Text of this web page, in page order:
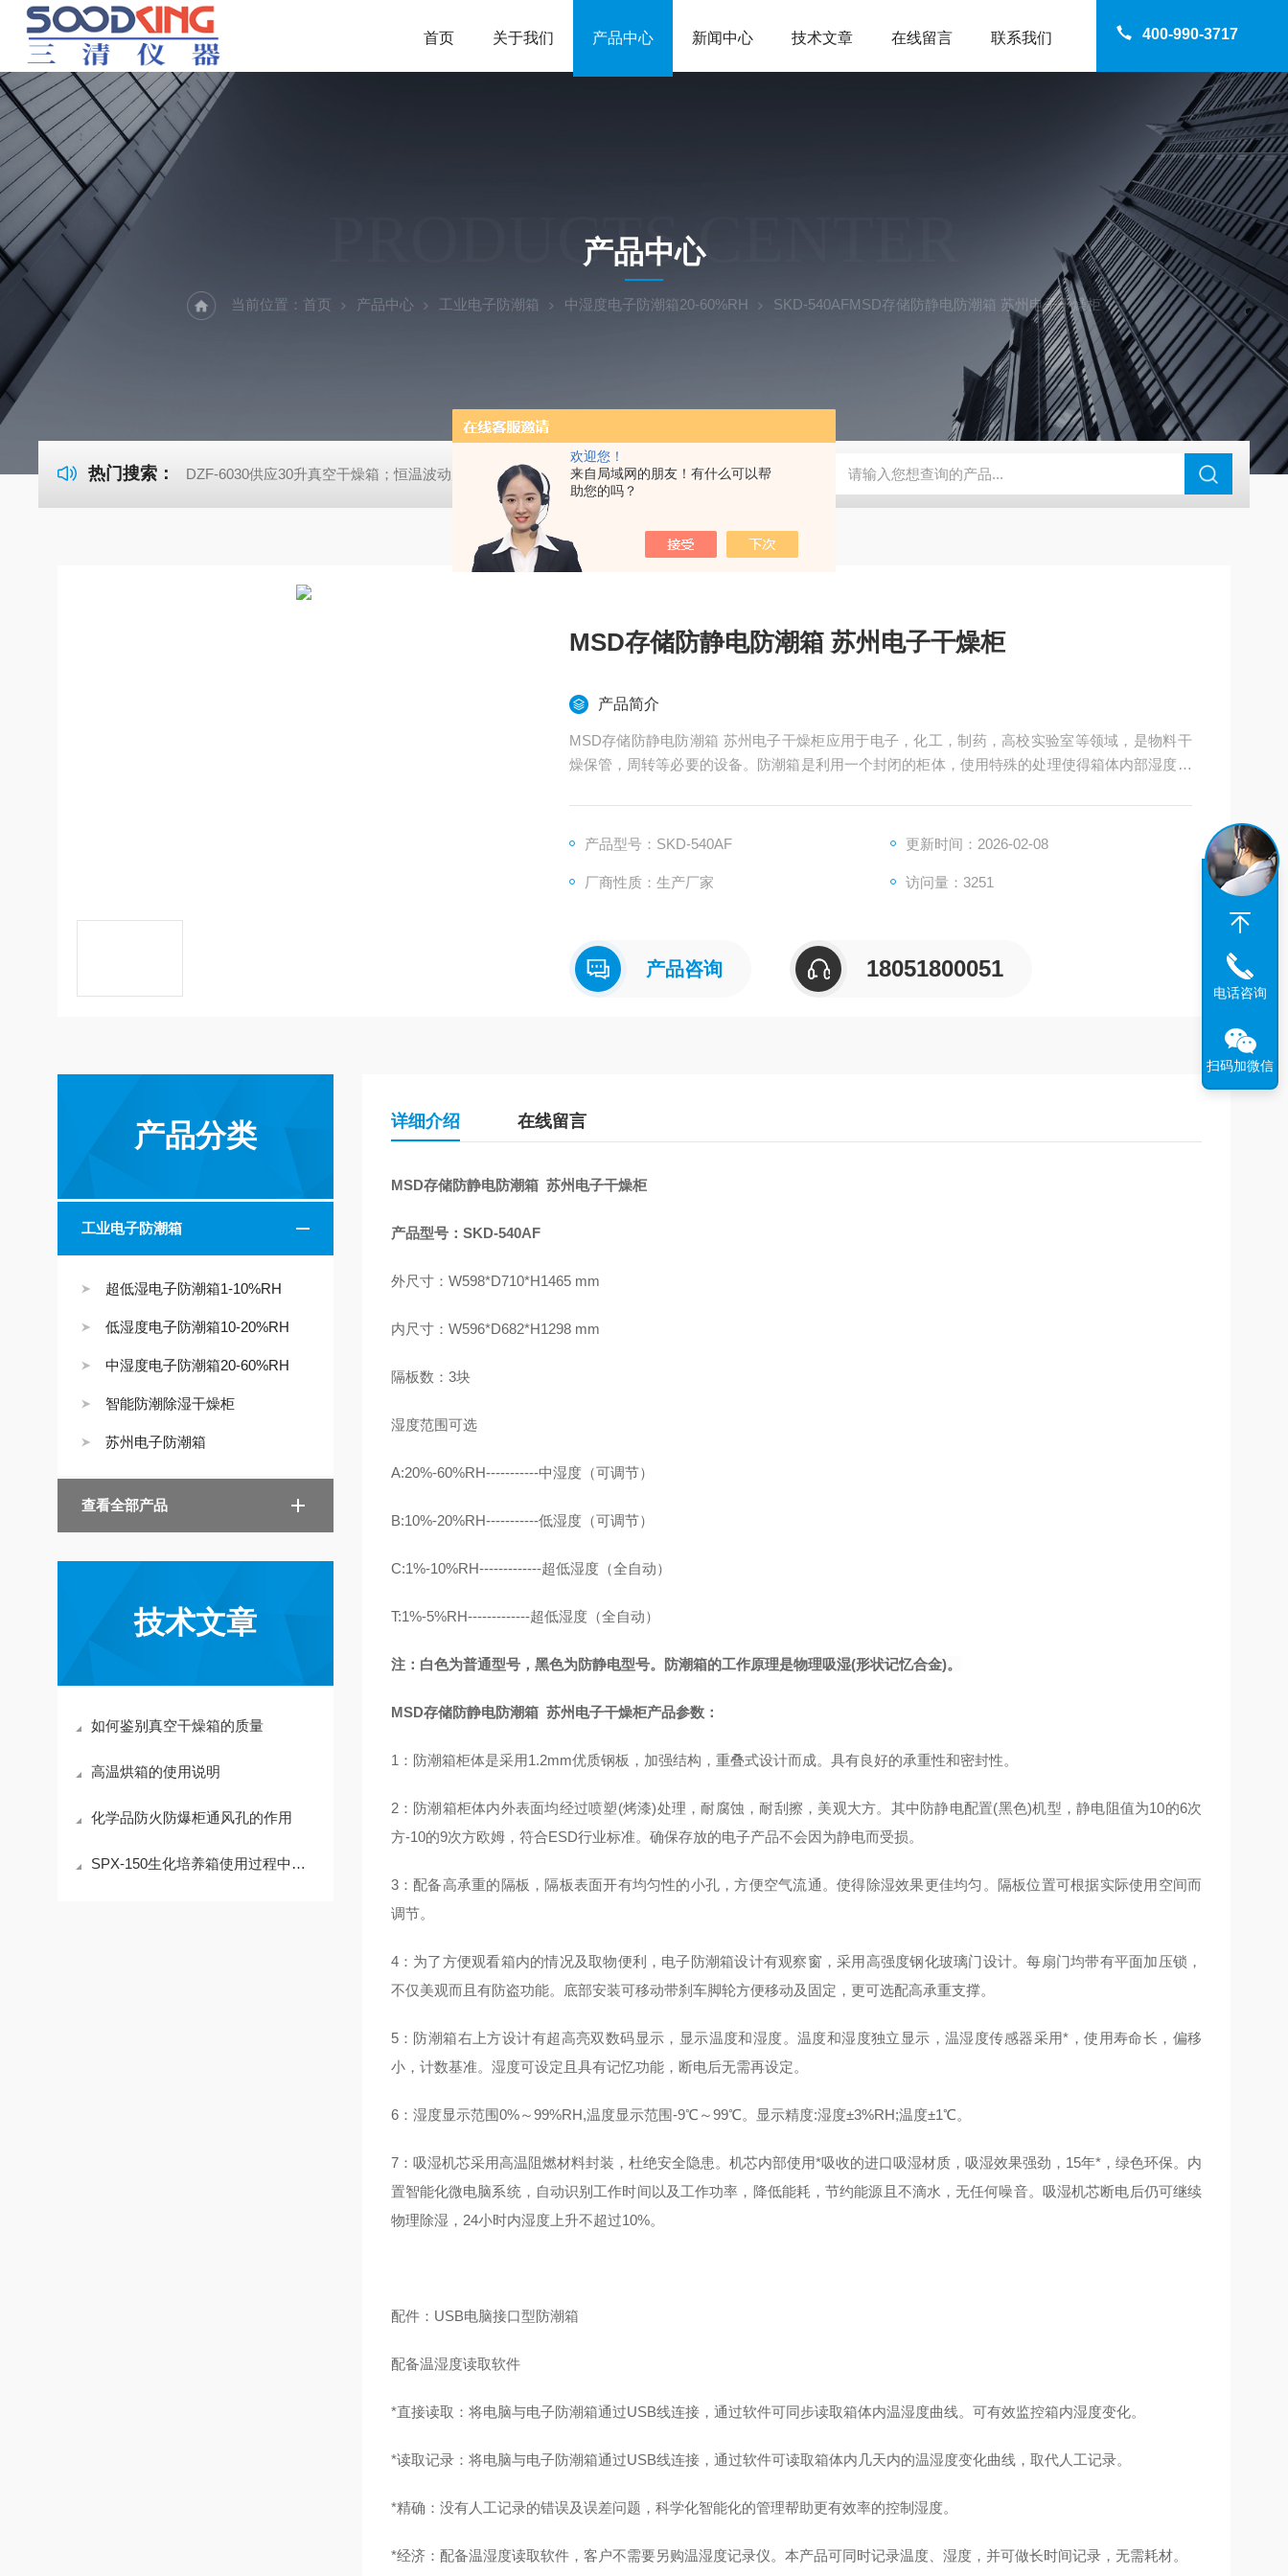
欢迎您！
来自局域网的朋友！有什么可以帮
助您的吗？
400-990-3717
首页 关于我们 产品中心 新闻中心 技术文章 在线留言 联系我们
PRODUCTS CENTER
产品中心
当前位置： 首页 产品中心 工业电子防潮箱 中湿度电子防潮箱20-60%RH SKD-540AFMSD存储防静电防潮箱 苏州电子干燥柜
热门搜索： DZF-6030供应30升真空干燥箱；恒温波动度:±0.5℃ DHG-9140B（140升）电热恒温鼓风干燥箱，不锈钢干燥箱，烘箱控温范围300℃ DHG-9070B（70
MSD存储防静电防潮箱 苏州电子干燥柜
产品简介
MSD存储防静电防潮箱 苏州电子干燥柜应用于电子，化工，制药，高校实验室等领域，是物料干
燥保管，周转等必要的设备。防潮箱是利用一个封闭的柜体，使用特殊的处理使得箱体内部湿度低
产品型号：SKD-540AF
更新时间：2026-02-08
厂商性质：生产厂家 访问量：3251
产品咨询 18051800051
产品分类
工业电子防潮箱
超低湿电子防潮箱1-10%RH
低湿度电子防潮箱10-20%RH
中湿度电子防潮箱20-60%RH
智能防潮除湿干燥柜
苏州电子防潮箱
查看全部产品
技术文章
如何鉴别真空干燥箱的质量
高温烘箱的使用说明
化学品防火防爆柜通风孔的作用
SPX-150生化培养箱使用过程中应注意事项
详细介绍 在线留言
MSD存储防静电防潮箱 苏州电子干燥柜
产品型号：SKD-540AF
外尺寸：W598*D710*H1465 mm
内尺寸：W596*D682*H1298 mm
隔板数：3块
湿度范围可选
A:20%-60%RH-----------中湿度（可调节）
B:10%-20%RH-----------低湿度（可调节）
C:1%-10%RH-------------超低湿度（全自动）
T:1%-5%RH-------------超低湿度（全自动）
注：白色为普通型号，黑色为防静电型号。 防潮箱的工作原理是物理吸湿(形状记忆合金)。
MSD存储防静电防潮箱 苏州电子干燥柜产品参数：
1：防潮箱柜体是采用1.2mm优质钢板，加强结构，重叠式设计而成。具有良好的承重性和密封性。
2：防潮箱柜体内外表面均经过喷塑(烤漆)处理，耐腐蚀，耐刮擦，美观大方。其中防静电配置(黑色)机型，静电阻值为10的6次
方-10的9次方欧姆，符合ESD行业标准。确保存放的电子产品不会因为静电而受损。
3：配备高承重的隔板，隔板表面开有均匀性的小孔，方便空气流通。使得除湿效果更佳均匀。隔板位置可根据实际使用空间而
调节。
4：为了方便观看箱内的情况及取物便利，电子防潮箱设计有观察窗，采用高强度钢化玻璃门设计。每扇门均带有平面加压锁，
不仅美观而且有防盗功能。底部安装可移动带刹车脚轮方便移动及固定，更可选配高承重支撑。
5：防潮箱右上方设计有超高亮双数码显示，显示温度和湿度。温度和湿度独立显示，温湿度传感器采用*，使用寿命长，偏移
小，计数基准。湿度可设定且具有记忆功能，断电后无需再设定。
6：湿度显示范围0%～99%RH,温度显示范围-9℃～99℃。显示精度:湿度±3%RH;温度±1℃。
7：吸湿机芯采用高温阻燃材料封装，杜绝安全隐患。机芯内部使用*吸收的进口吸湿材质，吸湿效果强劲，15年*，绿色环保。内
置智能化微电脑系统，自动识别工作时间以及工作功率，降低能耗，节约能源且不滴水，无任何噪音。吸湿机芯断电后仍可继续
物理除湿，24小时内湿度上升不超过10%。
配件：USB电脑接口型防潮箱
配备温湿度读取软件
*直接读取：将电脑与电子防潮箱通过USB线连接，通过软件可同步读取箱体内温湿度曲线。可有效监控箱内湿度变化。
*读取记录：将电脑与电子防潮箱通过USB线连接，通过软件可读取箱体内几天内的温湿度变化曲线，取代人工记录。
*精确：没有人工记录的错误及误差问题，科学化智能化的管理帮助更有效率的控制湿度。
*经济：配备温湿度读取软件，客户不需要另购温湿度记录仪。本产品可同时记录温度、湿度，并可做长时间记录，无需耗材。
电话咨询
扫码加微信